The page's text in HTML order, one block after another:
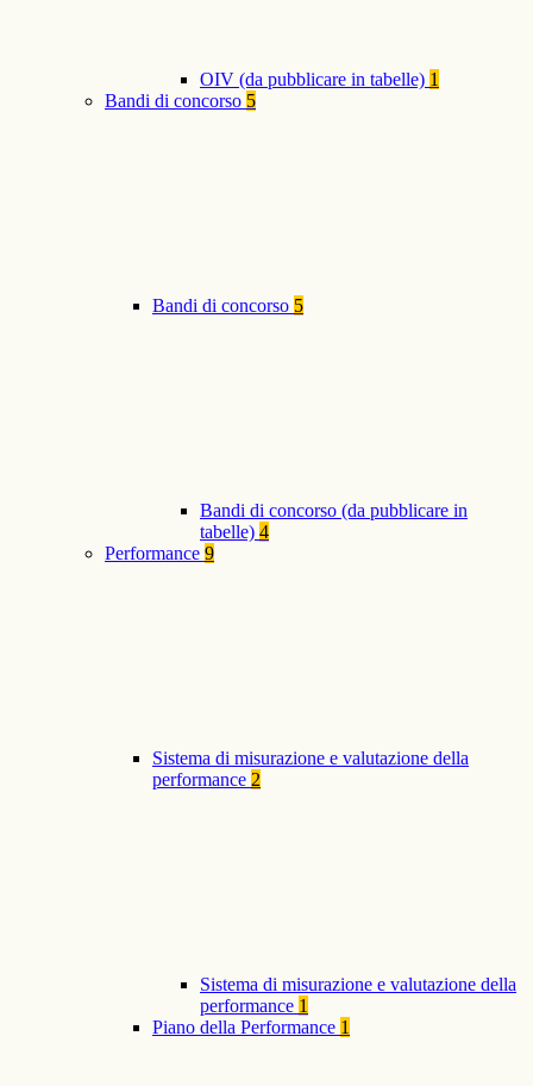
OIV (da pubblicare in tabelle) 1
Bandi di concorso 5
Bandi di concorso 5
Bandi di concorso (da pubblicare in
tabelle) 4
Performance 9
Sistema di misurazione e valutazione della
performance 2
Sistema di misurazione e valutazione della
performance 1
Piano della Performance 1